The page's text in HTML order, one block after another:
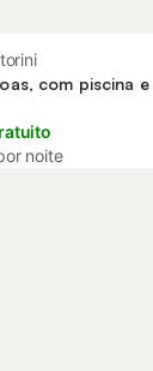
com piscina e
noite